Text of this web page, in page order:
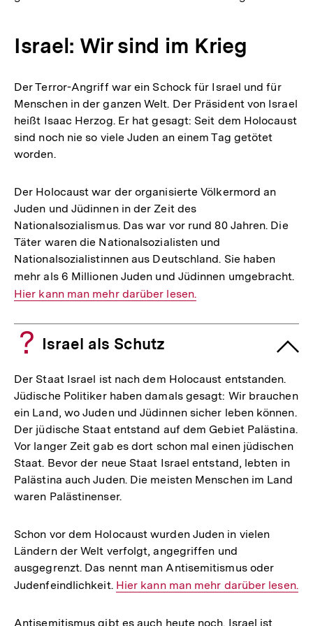
Israel: Wir sind im Krieg
Der Terror-Angriff war ein Schock für Israel und für
Menschen in der ganzen Welt. Der Präsident von Israel
heißt Isaac Herzog. Er hat gesagt: Seit dem Holocaust
sind noch nie so viele Juden an einem Tag getötet
worden.
Der Holocaust war der organisierte Völkermord an
Juden und Jüdinnen in der Zeit des
Nationalsozialismus. Das war vor rund 80 Jahren. Die
Täter waren die Nationalsozialisten und
Nationalsozialistinnen aus Deutschland. Sie haben
mehr als 6 Millionen Juden und Jüdinnen umgebracht.
Hier kann man mehr darüber lesen.
Israel als Schutz
Der Staat Israel ist nach dem Holocaust entstanden.
Jüdische Politiker haben damals gesagt: Wir brauchen
ein Land, wo Juden und Jüdinnen sicher leben können.
Der jüdische Staat entstand auf dem Gebiet Palästina.
Vor langer Zeit gab es dort schon mal einen jüdischen
Staat. Bevor der neue Staat Israel entstand, lebten in
Palästina auch Juden. Die meisten Menschen im Land
waren Palästinenser.
Schon vor dem Holocaust wurden Juden in vielen
Ländern der Welt verfolgt, angegriffen und
ausgegrenzt. Das nennt man Antisemitismus oder
Judenfeindlichkeit. Interner
Hier kann man mehr darüber lesen.
Antisemitismus gibt es auch heute noch. Israel ist